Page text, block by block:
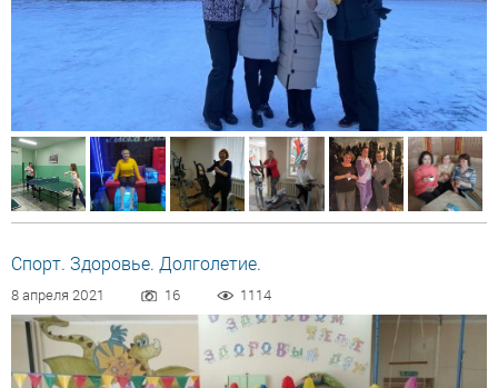
Спорт. Здоровье. Долголетие.
8 апреля 2021 16 1114